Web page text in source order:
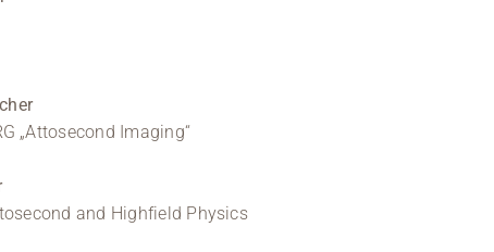
„Attosecond Imaging“
and Highfield Physics